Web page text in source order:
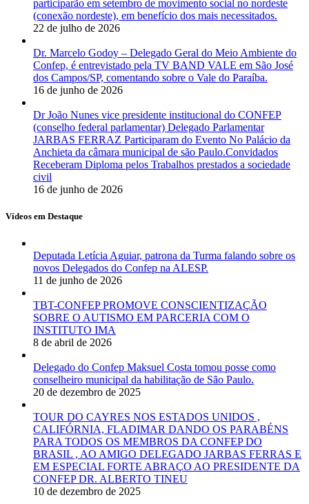
participarão em setembro de movimento social no nordeste
(conexão nordeste), em benefício dos mais necessitados.
22 de julho de 2026
Dr. Marcelo Godoy – Delegado Geral do Meio Ambiente do
Confep, é entrevistado pela TV BAND VALE em São José
dos Campos/SP, comentando sobre o Vale do Paraíba.
16 de junho de 2026
Dr João Nunes vice presidente institucional do CONFEP
(conselho federal parlamentar) Delegado Parlamentar
JARBAS FERRAZ Participaram do Evento No Palácio da
Anchieta da câmara municipal de são Paulo.Convidados
Receberam Diploma pelos Trabalhos prestados a sociedade
civil
16 de junho de 2026
Vídeos em Destaque
Deputada Letícia Aguiar, patrona da Turma falando sobre os
novos Delegados do Confep na ALESP.
11 de junho de 2026
TBT-CONFEP PROMOVE CONSCIENTIZAÇÃO
SOBRE O AUTISMO EM PARCERIA COM O
INSTITUTO IMA
8 de abril de 2026
Delegado do Confep Maksuel Costa tomou posse como
conselheiro municipal da habilitação de São Paulo.
20 de dezembro de 2025
TOUR DO CAYRES NOS ESTADOS UNIDOS ,
CALIFÓRNIA, FLADIMAR DANDO OS PARABÉNS
PARA TODOS OS MEMBROS DA CONFEP DO
BRASIL , AO AMIGO DELEGADO JARBAS FERRAS E
EM ESPECIAL FORTE ABRAÇO AO PRESIDENTE DA
CONFEP DR. ALBERTO TINEU
10 de dezembro de 2025